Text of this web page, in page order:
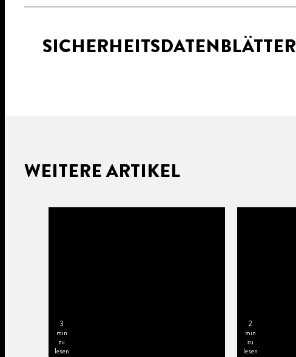
SICHERHEITSDATENBLÄTTER
WEITERE ARTIKEL
3
min
zu
lesen
2
min
zu
lesen